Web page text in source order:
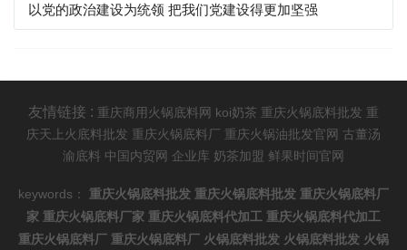
以党的政治建设为统领 把我们党建设得更加坚强
友情链接 : 重庆商用火锅底料网 koi奶茶 重庆火锅底料批发 重
庆天上火底料批发 重庆火锅底料厂 重庆火锅油批发官网 古董汤
渝底料 中国内贸网 企业库 奶茶加盟 鲜果时间官网
keywords： 重庆火锅底料批发 重庆火锅底料批发 重庆火锅底料厂
家 重庆火锅底料厂家 重庆火锅底料代加工 重庆火锅底料代加工
重庆火锅底料厂 重庆火锅底料厂 火锅底料批发 火锅底料批发 火锅